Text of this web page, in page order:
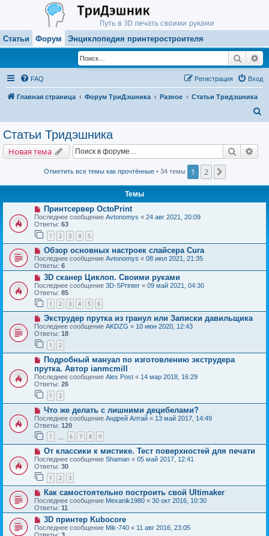
Статьи Форум Энциклопедия принтеростроителя
Поиск
FAQ Вход
Регистрация
Главная страница Форум ТриДэшника Разное
Статьи Тридэшника
Статьи Тридэшника
Новая тема Поиск
Отметить все темы как прочтённые• 34 темы 1 2
Темы
Принтсервер OctoPrint
Последнее сообщение Avtonomys « 24 авг 2021, 20:09
Ответы: 63
1 2 3 4 5
Обзор основных настроек слайсера Cura
Последнее сообщение Avtonomys « 08 июл 2021, 21:35
Ответы: 6
3D сканер Циклоп. Своими руками
Последнее сообщение 3D-SPrinter « 09 май 2021, 04:30
Ответы: 85
1 2 3 4 5 6
Экструдер прутка из гранул или Записки давильщика
Последнее сообщение AKDZG « 10 июн 2020, 12:43
Ответы: 18
1 2
Подробный мануал по изготовлению экструдера
прутка. Автор ianmcmill
Последнее сообщение Alex Post « 14 мар 2018, 16:29
Ответы: 26
1 2
Что же делать с лишними децибелами?
Последнее сообщение Андрей Алтай « 13 май 2017, 14:49
Ответы: 120
1 6 7 8 9
От классики к мистике. Тест поверхностей для печати
Последнее сообщение Shaman « 05 май 2017, 12:41
Ответы: 30
1 2 3
Как самостоятельно построить свой Ultimaker
Последнее сообщение Mexanik1980 « 30 окт 2016, 10:30
Ответы: 11
3D принтер Kubocore
Последнее сообщение Mik-740 « 11 авг 2016, 23:05